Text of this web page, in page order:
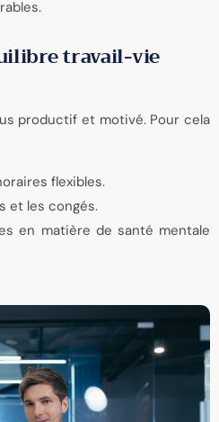
travail-vie
productif et motivé. Pour cela
flexibles.
et les congés.
en matière de santé mentale